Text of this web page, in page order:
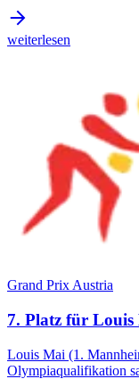
weiterlesen
Grand Prix Austria
7. Platz für Louis
Louis Mai (1.
Olympiaqualifikation